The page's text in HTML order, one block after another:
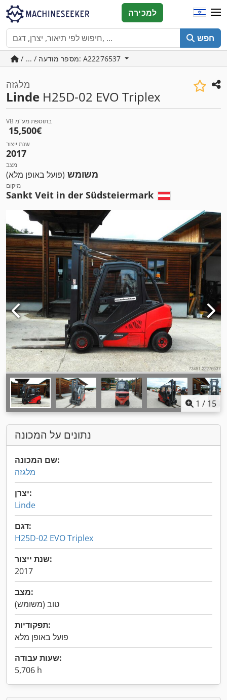
חפש
למכירה
/ ... / מספר מודעה: A22276537
מלגזה
Linde H25D-02 EVO Triplex
VB בתוספת מע"מ
‏15,500 ‏€
שנת ייצור
2017
מצב
משומש (פועל באופן מלא)
מיקום
Sankt Veit in der Südsteiermark
1 / 15
נתונים על המכונה
שם המכונה:
מלגזה
יצרן:
Linde
דגם:
H25D-02 EVO Triplex
שנת ייצור:
2017
מצב:
טוב (משומש)
תפקודיות:
פועל באופן מלא
שעות עבודה:
5,706 h